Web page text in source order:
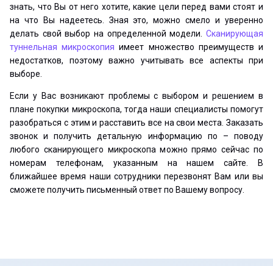
знать, что Вы от него хотите, какие цели перед вами стоят и
на что Вы надеетесь. Зная это, можно смело и уверенно
делать свой выбор на определенной модели. Сканирующая
туннельная микроскопия имеет множество преимуществ и
недостатков, поэтому важно учитывать все аспекты при
выборе.
Если у Вас возникают проблемы с выбором и решением в
плане покупки микроскопа, тогда наши специалисты помогут
разобраться с этим и расставить все на свои места. Заказать
звонок и получить детальную информацию по – поводу
любого сканирующего микроскопа можно прямо сейчас по
номерам телефонам, указанным на нашем сайте. В
ближайшее время наши сотрудники перезвонят Вам или вы
сможете получить письменный ответ по Вашему вопросу.